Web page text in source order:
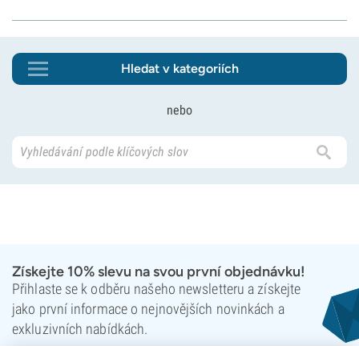
Hledat v kategoriích
nebo
Získejte 10% slevu na svou první objednávku!
Přihlaste se k odběru našeho newsletteru a získejte
jako první informace o nejnovějších novinkách a
exkluzivních nabídkách.